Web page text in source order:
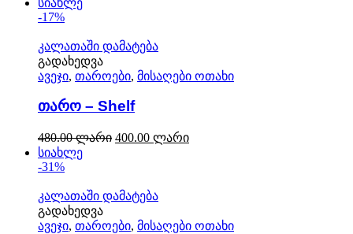
-17%
კალათაში დამატება
გადახედვა
ავეჯი, თაროები, მისაღები ოთახი
თარო – Shelf
480.00ლარი 400.00 ლარი
სიახლე
-31%
კალათაში დამატება
გადახედვა
ავეჯი, თაროები, მისაღები ოთახი